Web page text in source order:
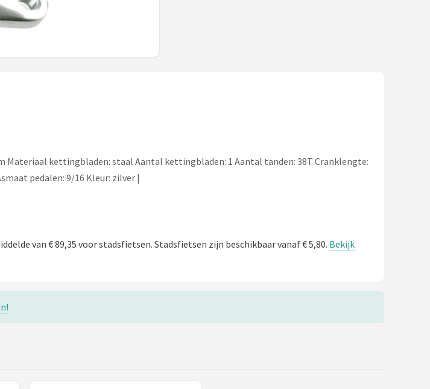
Materiaal kettingbladen: staal Aantal kettingbladen: 1 Aantal tanden: 38T Cranklengte:
pedalen: 9/16 Kleur: zilver |
van € 89,35 voor stadsfietsen. Stadsfietsen zijn beschikbaar vanaf € 5,80. Bekijk